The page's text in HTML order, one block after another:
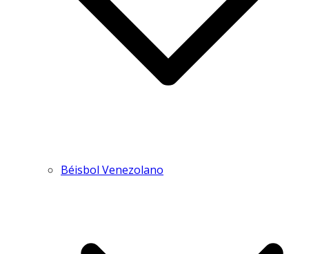
Béisbol Venezolano